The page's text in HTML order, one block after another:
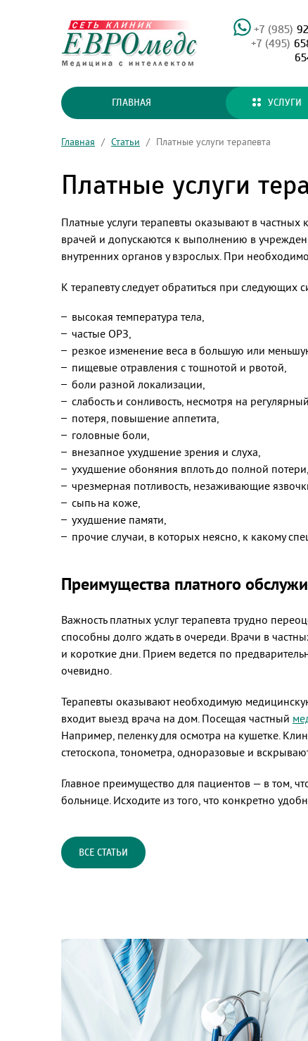
+7 (985)
+7 (495)
ГЛАВНАЯ УСЛУГИ
Главная / Статьи / Платные услуги терапевта
Платные услуги
Платные услуги терапевты оказывают в
врачей и допускаются к выполнению в
внутренних органов у взрослых. При
К терапевту следует обратиться при следующих
высокая температура тела,
частые ОРЗ,
резкое изменение веса в большую или
пищевые отравления с тошнотой и рвотой,
боли разной локализации,
слабость и сонливость, несмотря на
потеря, повышение аппетита,
головные боли,
внезапное ухудшение зрения и слуха,
ухудшение обоняния вплоть до полной потери,
чрезмерная потливость, незаживающие
сыпь на коже,
ухудшение памяти,
прочие случаи, в которых неясно, к какому
Преимущества платного
Важность платных услуг терапевта трудно
способны долго ждать в очереди. Врачи в
и короткие дни. Прием ведется по
очевидно.
Терапевты оказывают необходимую
входит выезд врача на дом. Посещая частный
Например, пеленку для осмотра на кушетке.
стетоскопа, тонометра, одноразовые и
Главное преимущество для пациентов — в том,
больнице. Исходите из того, что конкретно
ВСЕ СТАТЬИ